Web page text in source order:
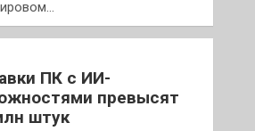
ПК с ИИ-
превысят
штук